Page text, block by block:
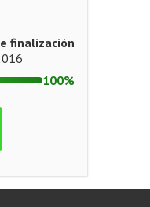
finalización
100%